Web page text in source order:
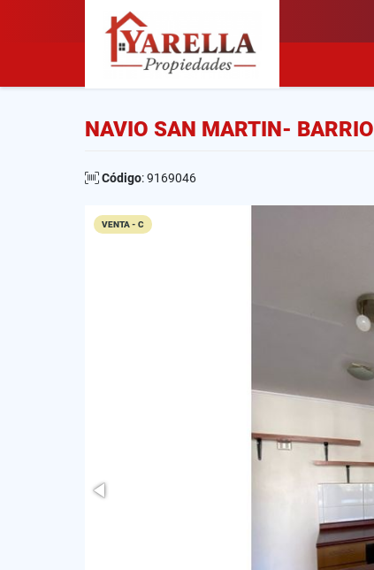
NAVIO SAN MARTIN-
Código: 9169046
VENTA - C